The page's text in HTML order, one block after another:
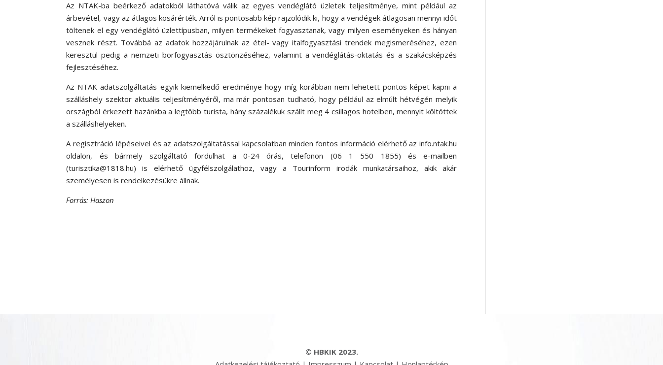
Az NTAK-ba beérkező adatokból láthatóvá válik az egyes vendéglátó üzletek teljesítménye, mint például az
árbevétel, vagy az átlagos kosárérték. Arról is pontosabb kép rajzolódik ki, hogy a vendégek átlagosan mennyi időt
töltenek el egy vendéglátó üzlettípusban, milyen termékeket fogyasztanak, vagy milyen eseményeken és hányan
vesznek részt. Továbbá az adatok hozzájárulnak az étel- vagy italfogyasztási trendek megismeréséhez, ezen
keresztül pedig a nemzeti borfogyasztás ösztönzéséhez, valamint a vendéglátás-oktatás és a szakácsképzés
fejlesztéséhez.
Az NTAK adatszolgáltatás egyik kiemelkedő eredménye hogy míg korábban nem lehetett pontos képet kapni a
szálláshely szektor aktuális teljesítményéről, ma már pontosan tudható, hogy például az elmúlt hétvégén melyik
országból érkezett hazánkba a legtöbb turista, hány százalékuk szállt meg 4 csillagos hotelben, mennyit költöttek
a szálláshelyeken.
A regisztráció lépéseivel és az adatszolgáltatással kapcsolatban minden fontos információ elérhető az info.ntak.hu
oldalon, és bármely szolgáltató fordulhat a 0-24 órás, telefonon (06 1 550 1855) és e-mailben
(turisztika@1818.hu) is elérhető ügyfélszolgálathoz, vagy a Tourinform irodák munkatársaihoz, akik akár
személyesen is rendelkezésükre állnak.
Forrás: Haszon
© HBKIK 2023.